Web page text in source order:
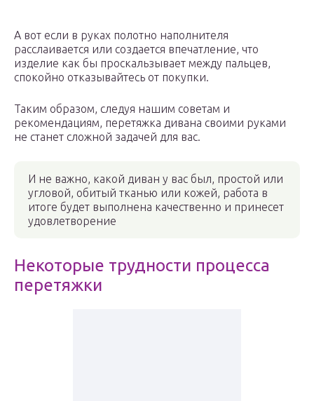
А вот если в руках полотно наполнителя
расслаивается или создается впечатление, что
изделие как бы проскальзывает между пальцев,
спокойно отказывайтесь от покупки.
Таким образом, следуя нашим советам и
рекомендациям, перетяжка дивана своими руками
не станет сложной задачей для вас.
И не важно, какой диван у вас был, простой или
угловой, обитый тканью или кожей, работа в
итоге будет выполнена качественно и принесет
удовлетворение
Некоторые трудности процесса
перетяжки